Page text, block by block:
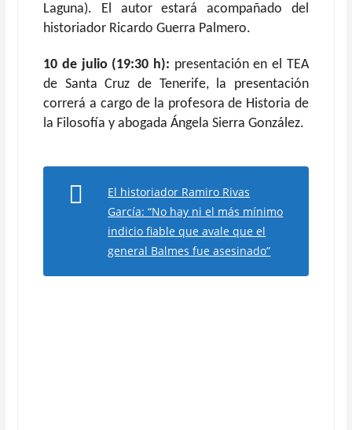
Laguna). El autor estará acompañado del
historiador Ricardo Guerra Palmero.
10 de julio (19:30 h): presentación en el TEA
de Santa Cruz de Tenerife, la presentación
correrá a cargo de la profesora de Historia de
la Filosofía y abogada Ángela Sierra González.
El historiador Ramiro Rivas
García: “No hay ni el más mínimo
indicio fiable que avale que el
general Balmes fue asesinado”